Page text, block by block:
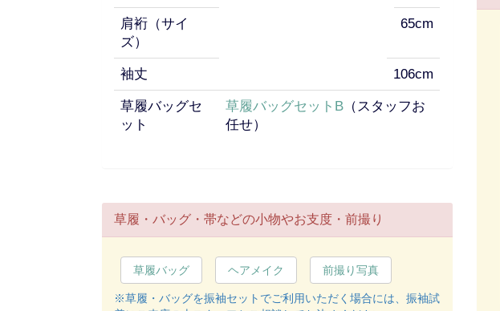
肩裄（サイ
ズ）
65cm
袖丈 106cm
草履バッグセ
ット
草履バッグセットB （スタッフお
任せ）
草履・バッグ・帯などの小物やお支度・前撮り
草履バッグ ヘアメイク 前撮り写真
※草履・バッグを振袖セットでご利用いただく場合には、振袖試